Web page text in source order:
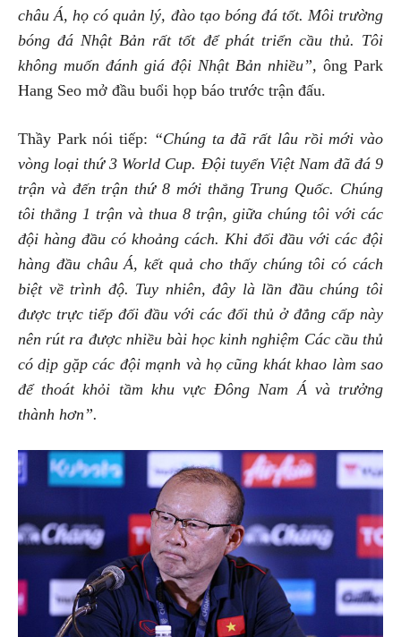
châu Á, họ có quản lý, đào tạo bóng đá tốt. Môi trường
bóng đá Nhật Bản rất tốt để phát triển cầu thủ. Tôi
không muốn đánh giá đội Nhật Bản nhiều”, ông Park
Hang Seo mở đầu buổi họp báo trước trận đấu.
Thầy Park nói tiếp: “Chúng ta đã rất lâu rồi mới vào
vòng loại thứ 3 World Cup. Đội tuyển Việt Nam đã đá 9
trận và đến trận thứ 8 mới thắng Trung Quốc. Chúng
tôi thắng 1 trận và thua 8 trận, giữa chúng tôi với các
đội hàng đầu có khoảng cách. Khi đối đầu với các đội
hàng đầu châu Á, kết quả cho thấy chúng tôi có cách
biệt về trình độ. Tuy nhiên, đây là lần đầu chúng tôi
được trực tiếp đối đầu với các đối thủ ở đẳng cấp này
nên rút ra được nhiều bài học kinh nghiệm Các cầu thủ
có dịp gặp các đội mạnh và họ cũng khát khao làm sao
để thoát khỏi tầm khu vực Đông Nam Á và trưởng
thành hơn”.